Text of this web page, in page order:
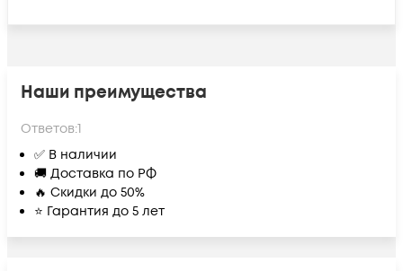
Наши преимущества
Ответов:1
✅ В наличии
🚚 Доставка по РФ
🔥 Скидки до 50%
⭐ Гарантия до 5 лет